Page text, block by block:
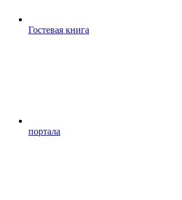
Гостевая книга
портала